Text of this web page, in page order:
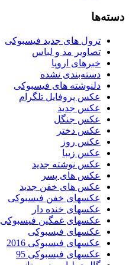
دسته‌ها
ترول های جدید فیسبوکی
تصاویر مد و لباس
خبرهای اروپا
دسته‌بندی نشده
دلنوشته های فیسبوکی
عکس پروفایل تلگرام
عکس جدید
عکس جنگل
عکس دختر
عکس روز
عکس زیبا
عکس نوشته جدید
عکس های پسر
عکس های خفن جدید
عکسهای خفن فیسبوکی
عکسهای خنده دار
عکسهای غمگین فیسبوکی
عکسهای فیسبوکی
عکسهای فیسبوکی 2016
عکسهای فیسبوکی 95